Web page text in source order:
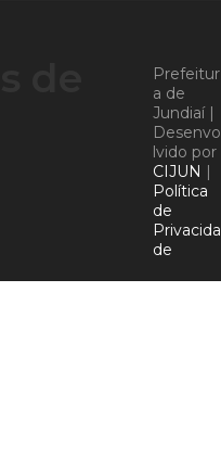
Prefeitur
a de
Jundiaí |
Desenvo
lvido por
CIJUN |
Política
de
Privacida
de